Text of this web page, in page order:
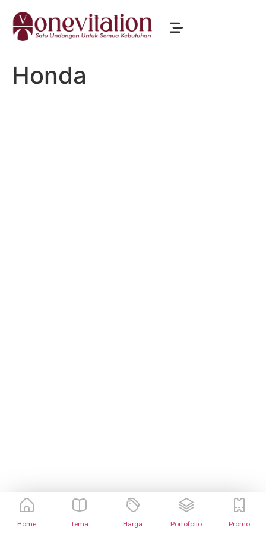
Home Tema Harga Portofolio Promo
Honda